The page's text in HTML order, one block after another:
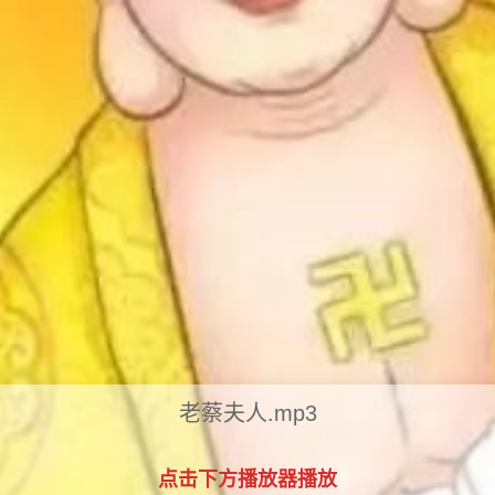
老蔡夫人.mp3
点击下方播放器播放